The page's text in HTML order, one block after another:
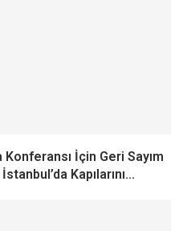
İçin Geri Sayım
Kapılarını...